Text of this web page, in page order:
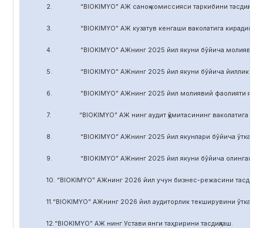
2. “BIOKIMYO” АЖ саноқ комиссияси таркибини тасдиқлаш.
3. “BIOKIMYO” АЖ кузатув кенгаши ваколатига кирадиган
4. “BIOKIMYO” АЖнинг 2025 йил якуни бўйича молиявий-
5. “BIOKIMYO” АЖнинг 2025 йил якуни бўйича йиллик
6. “BIOKIMYO” АЖнинг 2025 йил молиявий фаолияти якуни
7. “BIOKIMYO” АЖ нинг аудит қўмитасининг ваколатига
8. “BIOKIMYO” АЖнинг 2025 йил якунлари бўйича
9. “BIOKIMYO” АЖнинг 2025 йил якуни бўйича олинган соф
10. “BIOKIMYO” АЖнинг 2026 йил учун бизнес-режасини
11.“BIOKIMYO” АЖнинг 2026 йил аудиторлик текширувини
12.“BIOKIMYO” АЖ нинг Устави янги таҳририни тасдиқлаш.